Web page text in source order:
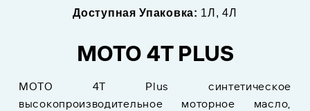
MOTO 4T PLUS
MOTO 4T Plus синтетическое
высокопроизводительное моторное масло,
Доступная Упаковка: 1Л, 4Л